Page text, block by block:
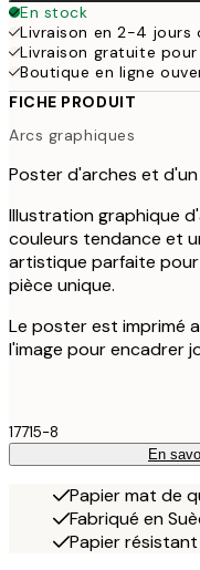
En stock
Livraison en 2-4 jours
Livraison gratuite
Boutique en ligne
FICHE PRODUIT
Arcs graphiques
Poster d'arches et
Illustration graphique
couleurs tendance et
artistique parfaite
pièce unique.
Le poster est imprimé
l'image pour encadrer
17715-8
En
Papier mat de
Fabriqué en
Papier